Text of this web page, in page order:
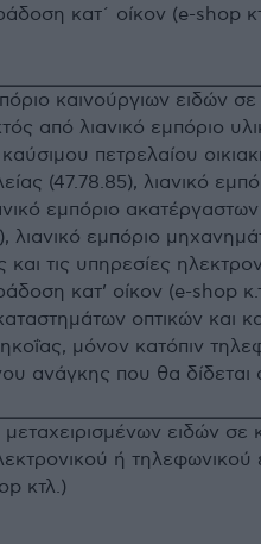
κατ΄ οίκον (e-
καινούργιων ειδών σε
από λιανικό εμπόριο
καύσιμου πετρελαίου
(47.78.85), λιανικό
εμπόριο
λιανικό εμπόριο
και τις υπηρεσίες
κατ’ οίκον (e-shop
οπτικών και
μόνον κατόπιν
ανάγκης που θα
μεταχειρισμένων ειδών
ή
shop κτλ.)